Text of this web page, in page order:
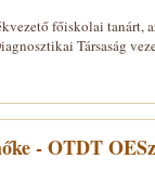
főiskolai tanárt,
Társaság
- OTDT